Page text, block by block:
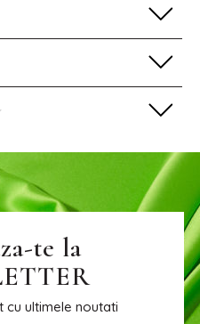
te la
cu ultimele noutati